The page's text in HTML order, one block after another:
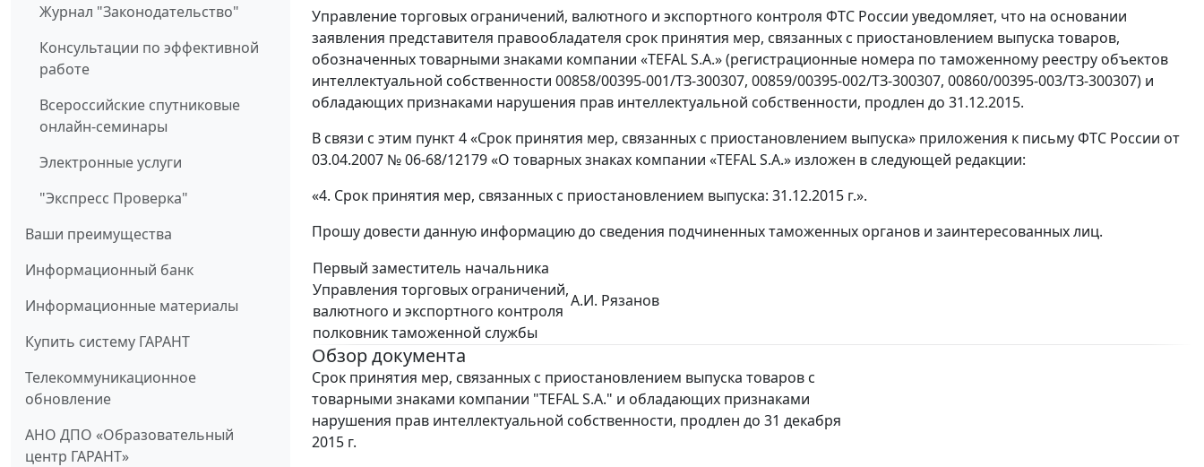
Журнал "Законодательство"
Консультации по эффективной
работе
Всероссийские спутниковые
онлайн-семинары
Электронные услуги
"Экспресс Проверка"
Ваши преимущества
Информационный банк
Информационные материалы
Купить систему ГАРАНТ
Телекоммуникационное
обновление
АНО ДПО «Образовательный
центр ГАРАНТ»
Управление торговых ограничений, валютного и экспортного контроля ФТС России уведомляет, что на основании
заявления представителя правообладателя срок принятия мер, связанных с приостановлением выпуска товаров,
обозначенных товарными знаками компании «TEFAL S.A.» (регистрационные номера по таможенному реестру объектов
интеллектуальной собственности 00858/00395-001/ТЗ-300307, 00859/00395-002/ТЗ-300307, 00860/00395-003/ТЗ-300307) и
обладающих признаками нарушения прав интеллектуальной собственности, продлен до 31.12.2015.
В связи с этим пункт 4 «Срок принятия мер, связанных с приостановлением выпуска» приложения к письму ФТС России от
03.04.2007 № 06-68/12179 «О товарных знаках компании «TEFAL S.A.» изложен в следующей редакции:
«4. Срок принятия мер, связанных с приостановлением выпуска: 31.12.2015 г.».
Прошу довести данную информацию до сведения подчиненных таможенных органов и заинтересованных лиц.
Первый заместитель начальника
Управления торговых ограничений,
валютного и экспортного контроля
полковник таможенной службы
А.И. Рязанов
Обзор документа
Срок принятия мер, связанных с приостановлением выпуска товаров с
товарными знаками компании "TEFAL S.A." и обладающих признаками
нарушения прав интеллектуальной собственности, продлен до 31 декабря
2015 г.